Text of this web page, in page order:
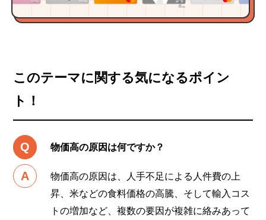
このテーマに関する気になるポイン
ト！
物価高の原因は何ですか？
物価高の原因は、人手不足による人件費の上
昇、米などの食料価格の高騰、そして輸入コス
トの増加など、複数の要因が複雑に絡みあって